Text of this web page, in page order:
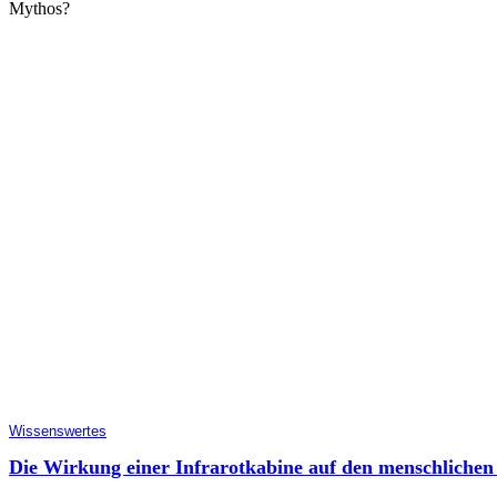
Mythos?
Wissenswertes
Die Wirkung einer Infrarotkabine auf den